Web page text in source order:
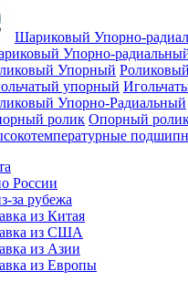
Шариковый Упорно-
Опорный
России
за рубежа
из Китая
из США
из Азии
из Европы